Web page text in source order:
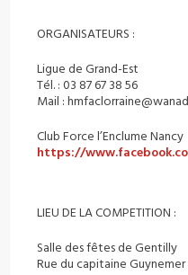
ORGANISATEURS :
Ligue de Grand-Est
Tél. : 03 87 67 38 56
Mail :
Club Force l’Enclume Nancy
https://
LIEU DE LA COMPETITION :
Salle des fêtes de Gentilly
Rue du capitaine